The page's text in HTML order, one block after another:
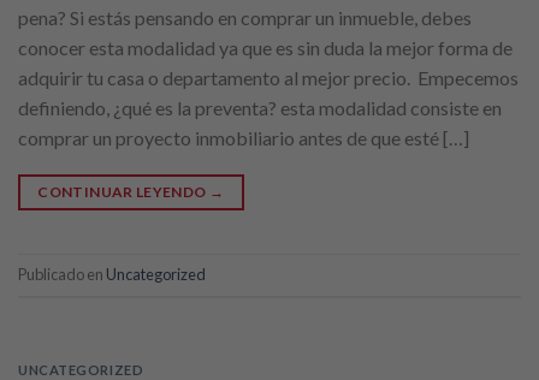
pena? Si estás pensando en comprar un inmueble, debes
conocer esta modalidad ya que es sin duda la mejor forma de
adquirir tu casa o departamento al mejor precio. Empecemos
definiendo, ¿qué es la preventa? esta modalidad consiste en
comprar un proyecto inmobiliario antes de que esté […]
CONTINUAR LEYENDO →
Publicado en Uncategorized
UNCATEGORIZED